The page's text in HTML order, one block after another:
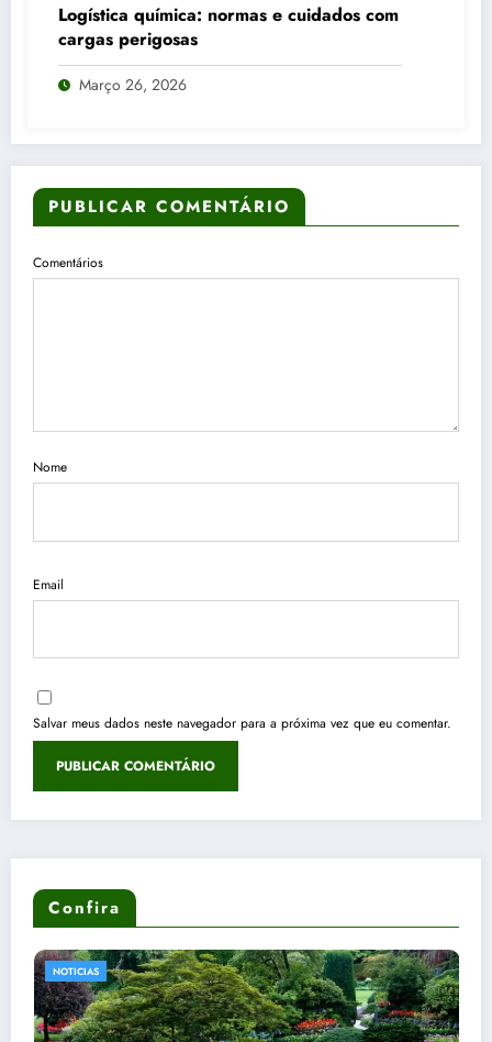
Logística química: normas e cuidados com
cargas perigosas
Março 26, 2026
PUBLICAR COMENTÁRIO
Comentários
Nome
Email
Salvar meus dados neste navegador para a próxima vez que eu comentar.
Confira
NOTICIAS